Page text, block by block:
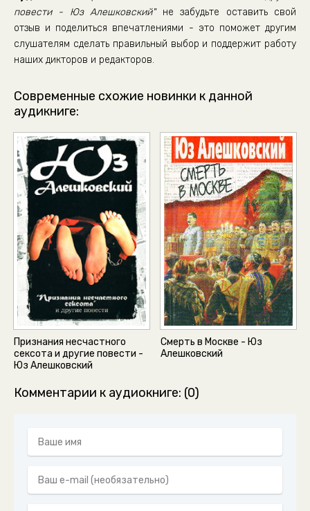
Семейная история
Семейная история
Семейная история
Смерть Ленина
Смерть Ленина
Смерть Ленина
Смерть Ленина
Смерть Ленина
Смерть Ленина
Смерть Ленина
Смерть Ленина
Смерть Ленина
Смерть Ленина
Смерть Ленина
Смерть Ленина
Повторение непройденного (послесловие)
Повторение непройденного (послесловие)
повести - Юз Алешковский"не забудьте оставить свой
отзыв и поделиться впечатлениями - это поможет другим
слушателям сделать правильный выбор и поддержит работу
наших дикторов и редакторов.
Современные схожие новинки к данной
аудикниге:
Признания несчастного
сексота и другие повести -
Юз Алешковский
Смерть в Москве - Юз
Алешковский
Комментарии к аудиокниге: (0)